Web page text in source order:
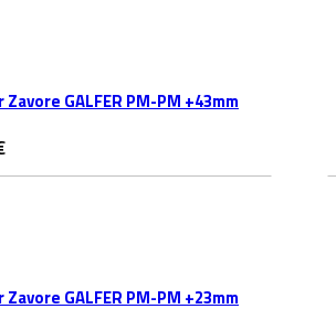
GALFER PM-PM +43mm
GALFER PM-PM +23mm